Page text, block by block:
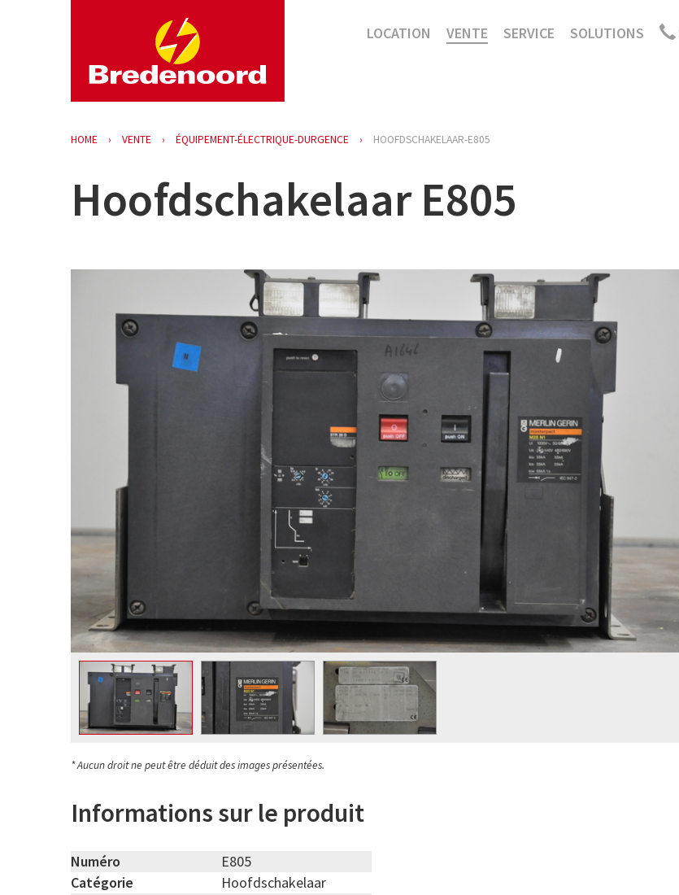
LOCATION VENTE SERVICE SOLUTIONS
HOME VENTE ÉQUIPEMENT-ÉLECTRIQUE-DURGENCE HOOFDSCHAKELAAR-E805
Hoofdschakelaar E805
* Aucun droit ne peut être déduit des images présentées.
Informations sur le produit
Numéro
E805
Catégorie
Hoofdschakelaar